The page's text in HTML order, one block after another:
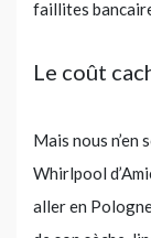
faillites
Le coût
Mais nous n’en
Whirlpool
aller en